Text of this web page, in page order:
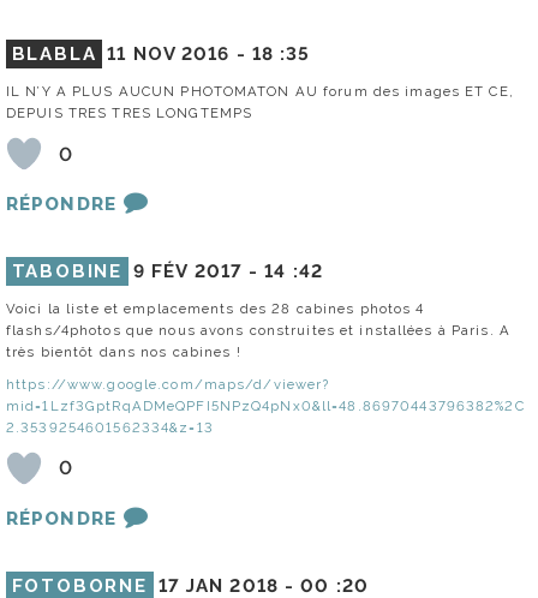
BLABLA 11 NOV 2016 - 18 :35
IL N’Y A PLUS AUCUN PHOTOMATON AU forum des images ET CE,
DEPUIS TRES TRES LONGTEMPS
0
RÉPONDRE
TABOBINE 9 FÉV 2017 -14 :42
Voici la liste et emplacements des 28 cabines photos 4
flashs/4photos que nous avons construites et installées à Paris. A
très bientôt dans nos cabines !
https://www.google.com/maps/d/viewer?
mid=1Lzf3GptRqADMeQPFI5NPzQ4pNx0&ll=48.86970443796382%2C
2.3539254601562334&z=13
0
RÉPONDRE
FOTOBORNE 17 JAN 2018 -00 :20